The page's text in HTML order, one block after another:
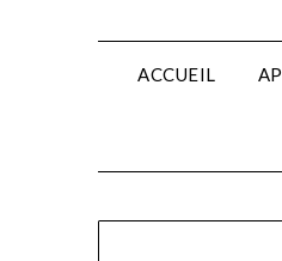
ACCUEIL